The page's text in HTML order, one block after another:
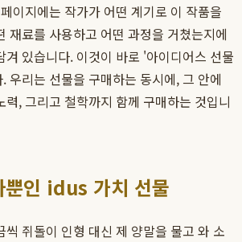
이지에는 작가가 어떤 계기로 이 작품을
재료를 사용하고 어떤 과정을 거쳤는지에
겨 있습니다. 이것이 바로 '아이디어스 선물
우리는 선물을 구매하는 동시에, 그 안에
력, 그리고 철학까지 함께 구매하는 것입니
뿐인 idus 가치 선물
씩 쥐돌이 인형 대신 제 양말을 물고 와 소